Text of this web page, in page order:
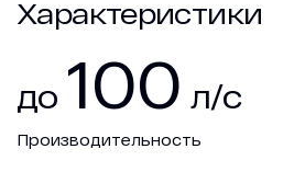
Характеристики
до 100 л/с
Производительность